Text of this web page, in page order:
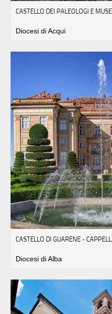
CASTELLO DEI PALEOLOGI E
Diocesi di Acqui
CASTELLO DI GUARENE -
Diocesi di Alba